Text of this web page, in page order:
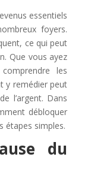
essentiels
foyers.
ce qui peut
Que vous ayez
les
y remédier peut
l’argent. Dans
débloquer
étapes simples.
du